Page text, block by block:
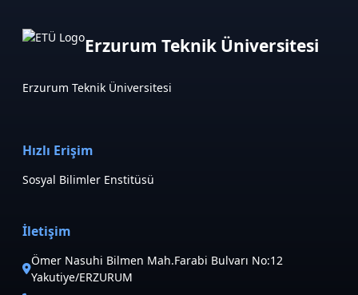
Erzurum Teknik Üniversitesi
Erzurum Teknik Üniversitesi
Hızlı Erişim
Sosyal Bilimler Enstitüsü
İletişim
Ömer Nasuhi Bilmen Mah.Farabi Bulvarı No:12
Yakutiye/ERZURUM